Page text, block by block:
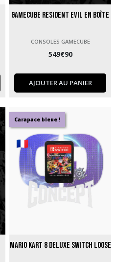
GameCube Resident Evil en boîte
CONSOLES GAMECUBE
549€90
AJOUTER AU PANIER
Carapace bleue !
Mario Kart 8 Deluxe Switch Loose